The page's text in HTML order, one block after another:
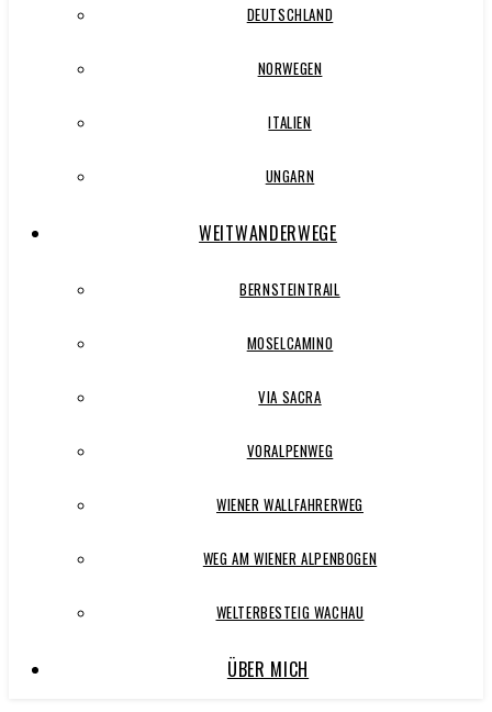
DEUTSCHLAND
NORWEGEN
ITALIEN
UNGARN
WEITWANDERWEGE
BERNSTEINTRAIL
MOSELCAMINO
VIA SACRA
VORALPENWEG
WIENER WALLFAHRERWEG
WEG AM WIENER ALPENBOGEN
WELTERBESTEIG WACHAU
ÜBER MICH